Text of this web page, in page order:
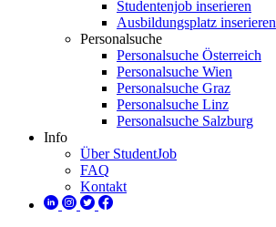
Studentenjob inserieren
Ausbildungsplatz inserieren
Personalsuche
Personalsuche Österreich
Personalsuche Wien
Personalsuche Graz
Personalsuche Linz
Personalsuche Salzburg
Info
Über StudentJob
FAQ
Kontakt